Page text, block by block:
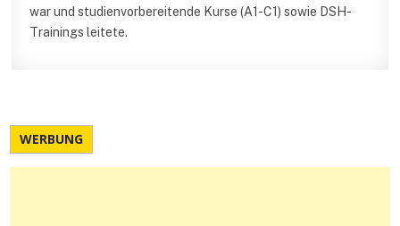
war und studienvorbereitende Kurse (A1-C1) sowie DSH-
Trainings leitete.
WERBUNG